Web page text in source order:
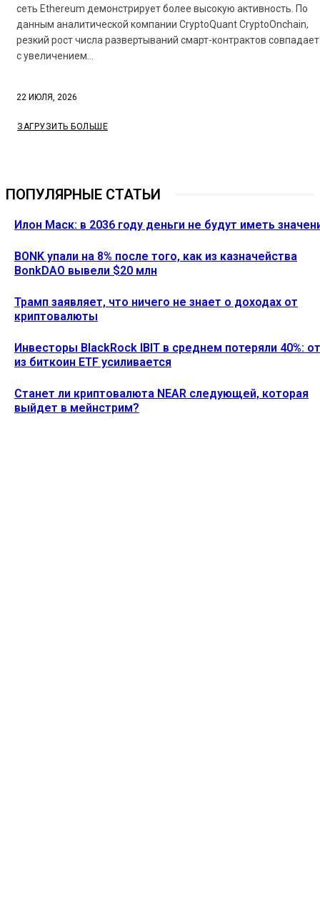
сеть Ethereum демонстрирует более высокую активность. По
данным аналитической компании CryptoQuant CryptoOnchain,
резкий рост числа развертываний смарт-контрактов совпадает
с увеличением...
22 ИЮЛЯ, 2026
ЗАГРУЗИТЬ БОЛЬШЕ
ПОПУЛЯРНЫЕ СТАТЬИ
Илон Маск: в 2036 году деньги не будут иметь
BONK упали на 8% после того, как из казначейства
BonkDAO вывели $20 млн
Трамп заявляет, что ничего не знает о доходах от
криптовалюты
Инвесторы BlackRock IBIT в среднем потеряли 40%:
из биткоин ETF усиливается
Станет ли криптовалюта NEAR следующей, которая
выйдет в мейнстрим?